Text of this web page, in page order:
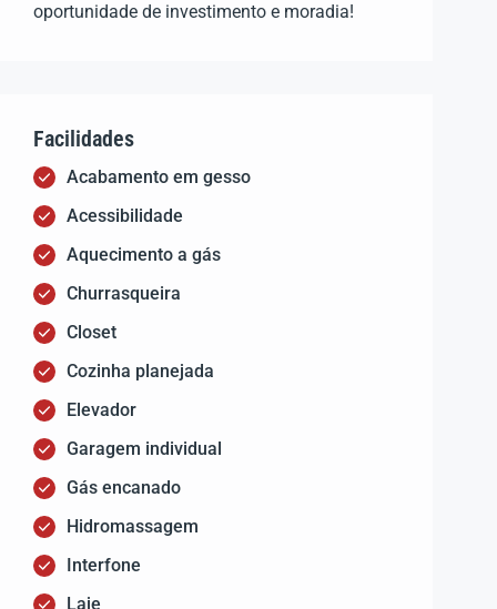
oportunidade de investimento e moradia!
Facilidades
Acabamento em gesso
Acessibilidade
Aquecimento a gás
Churrasqueira
Closet
Cozinha planejada
Elevador
Garagem individual
Gás encanado
Hidromassagem
Interfone
Laje